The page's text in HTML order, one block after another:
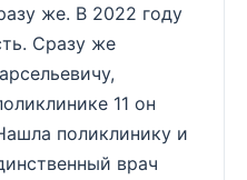
же. В 2022 году
Сразу же
11 он
поликлинику и
врач